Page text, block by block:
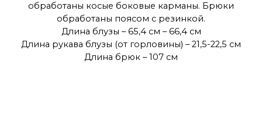
обработаны косые боковые карманы. Брюки
обработаны поясом с резинкой.
Длина блузы – 65,4 см – 66,4 см
Длина рукава блузы (от горловины) – 21,5-22,5 см
Длина брюк – 107 см